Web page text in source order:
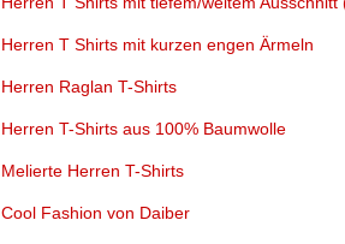
Herren T Shirts mit kurzen engen Ärmeln
Herren Raglan T-Shirts
Herren T-Shirts aus 100% Baumwolle
Melierte Herren T-Shirts
Cool Fashion von Daiber